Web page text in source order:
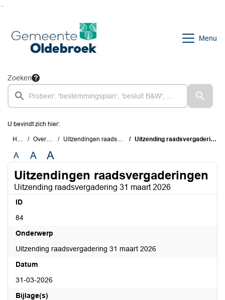
Menu
Zoeken
U bevindt zich hier:
Home Overzichten Uitzendingen raadsvergaderingen Uitzending raadsvergadering 31 maart 2026
A A A
Uitzendingen raadsvergaderingen
Uitzending raadsvergadering 31 maart 2026
ID
84
Onderwerp
Uitzending raadsvergadering 31 maart 2026
Datum
31-03-2026
Bijlage(s)